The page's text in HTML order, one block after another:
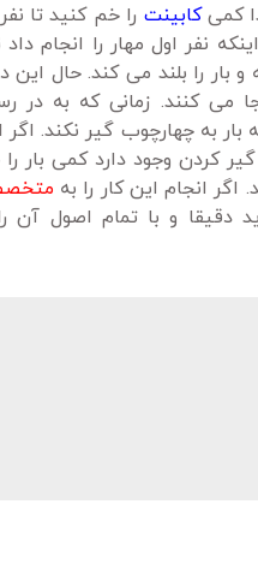
کمیکابینت را خم کنید تا
نفر اول مهار را انجام داد
و بار را بلند می کند. حال
می کنند. زمانی که به در
بار به چهارچوب گیر نکند.
کردن وجود دارد کمی بار
اگر انجام این کار را به
دقیقا و با تمام اصول آن